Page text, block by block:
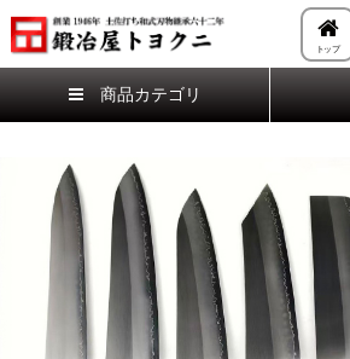
トップ
商品カテゴリ